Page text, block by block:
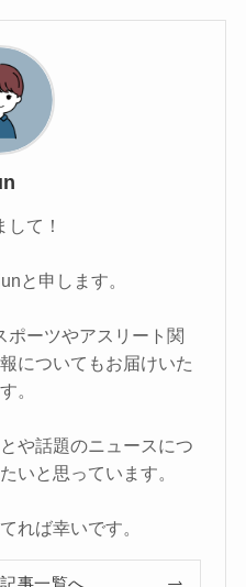
して！
と申します。
ポーツやアスリート関
についてもお届けいた
。
や話題のニュースにつ
いと思っています。
れば幸いです。